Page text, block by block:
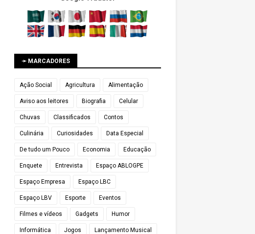
➛ MARCADORES
Ação Social Agricultura Alimentação
Aviso aos leitores Biografia Celular
Chuvas Classificados Contos
Culinária Curiosidades Data Especial
De tudo um Pouco Economia Educação
Enquete Entrevista Espaço ABLOGPE
Espaço Empresa Espaço LBC
Espaço LBV Esporte Eventos
Filmes e vídeos Gadgets Humor
Informática Jogos Lançamento Musical